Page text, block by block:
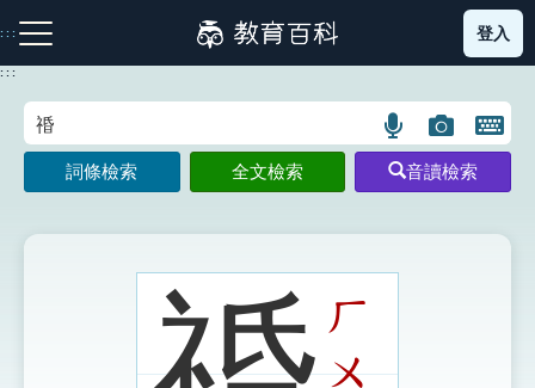
到
主
:::
注音索引圖示 筆畫索引圖示 部首索引表圖示
登入
:::
語
言
搜
示
圖
片
搜
開
鍵
圖
詞條檢索 全文檢索 音讀檢索
ㄏ
ㄨ